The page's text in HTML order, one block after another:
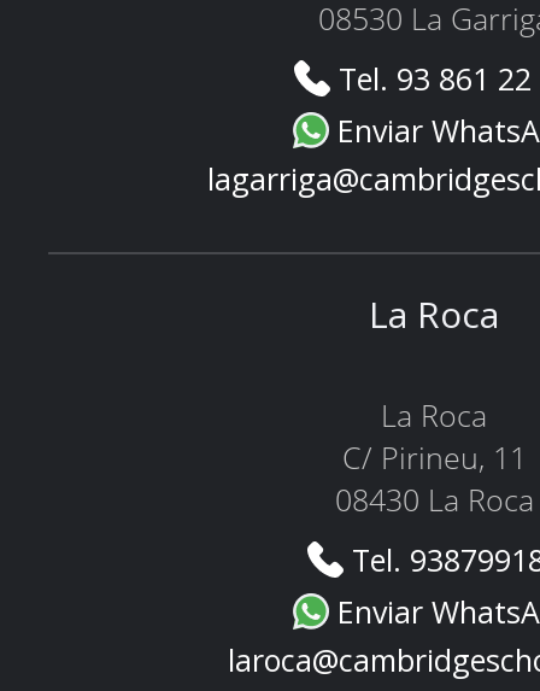
08530 La
Tel. 93 861
Enviar
La Roca
La Roca
C/ Pirineu, 11
08430 La Roca
Tel.
Enviar